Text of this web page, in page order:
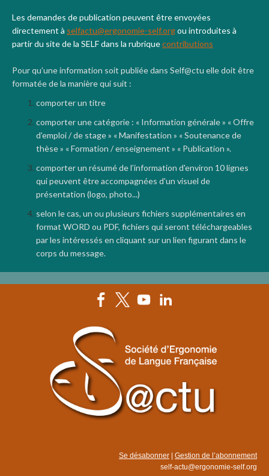
Les demandes de publication peuvent être envoyées
directement à selfactu@ergonomie-self.orgou introduites à
partir du site de la SELF dans la rubriquecontributions
Pour qu’une information soit publiée dans Self@ctu elle doit être
formatée de la manière qui suit :
comporter un titre
comporter une catégorie : « Information générale » « Offre
d’emploi / de stage » « Manifestation » « Soutenance de
thèse » « Formation / enseignement » « Publication ».
comporter un résumé de l’information d'environ 10 lignes
qui peuvent être accompagnées d'un visuel de
présentation (logo, photo...)
selon le cas, un ou plusieurs fichiers supplémentaires en
format WORD ou PDF, fichiers qui seront téléchargeables
par les intéressés en cliquant sur un lien figurant dans le
corps du message.
Se désabonner
Gestion de l’abonnement
self-actu@ergonomie-self.org